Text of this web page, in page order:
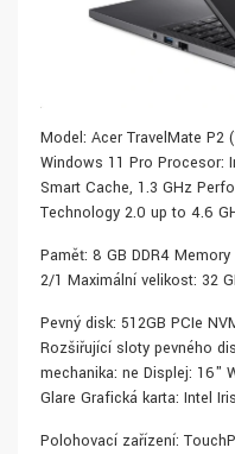
Model: Acer TravelMate P2
Windows 11 Pro Procesor:
Smart Cache, 1.3 GHz
Technology 2.0 up to 4.6
Paměť: 8 GB DDR4
2/1 Maximální velikost: 32
Pevný disk: 512GB PCIe
Rozšiřující sloty pevného
mechanika: ne Displej: 16"
Glare Grafická karta: Intel
Polohovací zařízení: